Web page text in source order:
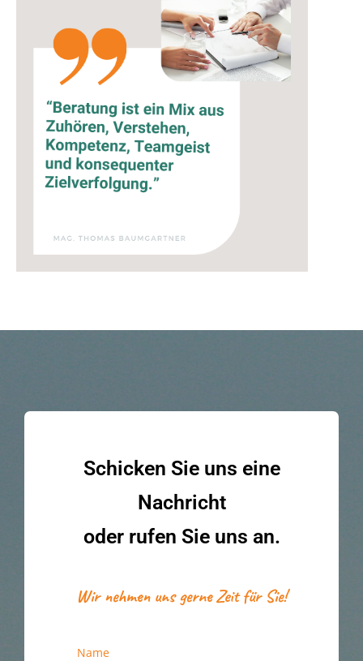
Schicken Sie uns eine
Nachricht
oder rufen Sie uns an.
Wir nehmen uns gerne Zeit für Sie!
Name